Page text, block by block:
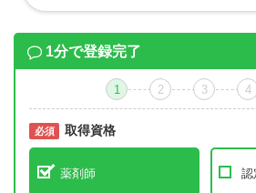
1分で登録完了
1 2 3 4
必須 取得資格
薬剤師 認